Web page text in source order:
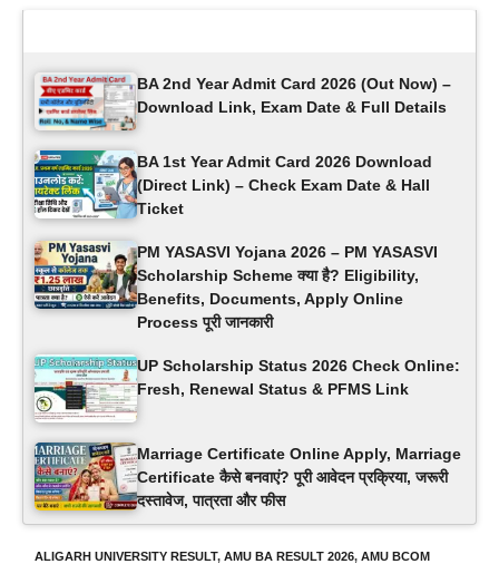
BA 2nd Year Admit Card 2026 (Out Now) –
Download Link, Exam Date & Full Details
BA 1st Year Admit Card 2026 Download
(Direct Link) – Check Exam Date & Hall
Ticket
PM YASASVI Yojana 2026 – PM YASASVI
Scholarship Scheme क्या है? Eligibility,
Benefits, Documents, Apply Online
Process पूरी जानकारी
UP Scholarship Status 2026 Check Online:
Fresh, Renewal Status & PFMS Link
Marriage Certificate Online Apply, Marriage
Certificate कैसे बनवाएं? पूरी आवेदन प्रक्रिया, जरूरी
दस्तावेज, पात्रता और फीस
ALIGARH UNIVERSITY RESULT, AMU BA RESULT 2026, AMU BCOM